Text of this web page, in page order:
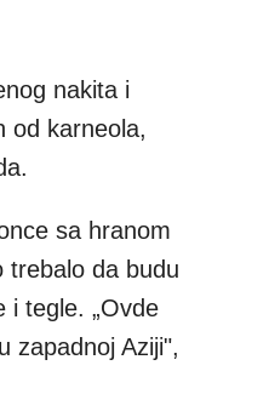
nakita i
od karneola,
sa hranom
trebalo da budu
i tegle. „Ovde
zapadnoj Aziji",